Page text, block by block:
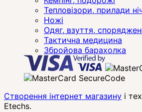
Тепловізори, прилади
Ножі
Одяг, взуття,
Тактична медицина
Збройова барахолка
Створення інтернет магазину і
Etechs.